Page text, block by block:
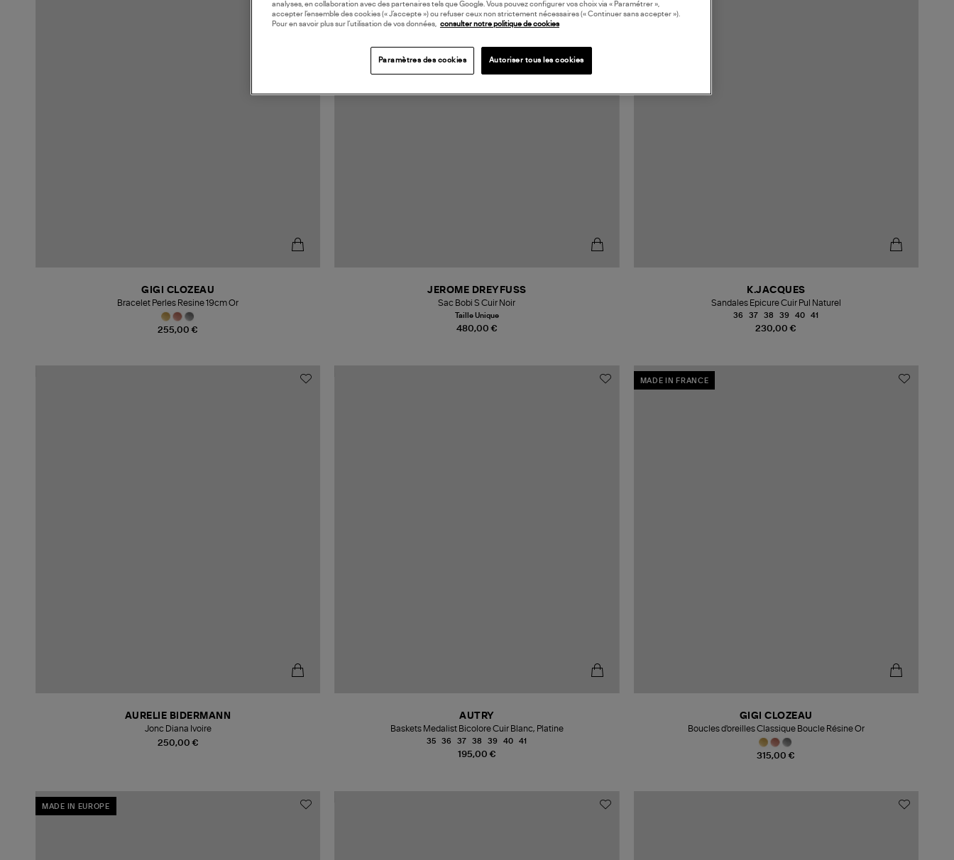
255,00 €
GIGI CLOZEAU
Bracelet Perles Resine 19cm Or
480,00 €
JEROME DREYFUSS
Sac Bobi S Cuir Noir
Taille Unique
230,00 €
K.JACQUES
Sandales Epicure Cuir Pul Naturel
36 37 38 39 40 41
250,00 €
AURELIE BIDERMANN
Jonc Diana Ivoire
195,00 €
AUTRY
Baskets Medalist Bicolore Cuir Blanc, Platine
35 36 37 38 39 40 41
MADE IN FRANCE
315,00 €
GIGI CLOZEAU
Boucles d'oreilles Classique Boucle Résine Or
MADE IN EUROPE
analyses, en collaboration avec des partenaires tels que Google. Vous pouvez configurer vos choix via « Paramétrer »,
accepter l’ensemble des cookies (« J’accepte ») ou refuser ceux non strictement nécessaires (« Continuer sans accepter »).
Pour en savoir plus sur l’utilisation de vos données, consulter notre politique de cookies
Paramètres des cookies Autoriser tous les cookies